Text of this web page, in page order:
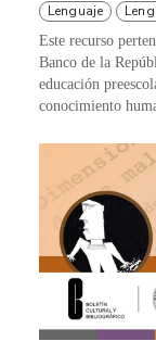
Lenguaje
Este recurso
Banco de la
educación
conocimiento